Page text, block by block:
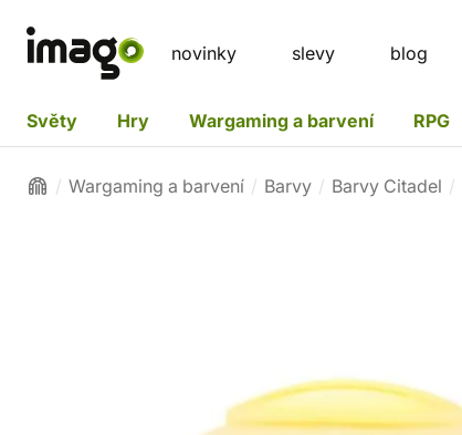
novinky slevy blog
Světy Hry Wargaming a barvení RPG
Wargaming a barvení Barvy Barvy Citadel